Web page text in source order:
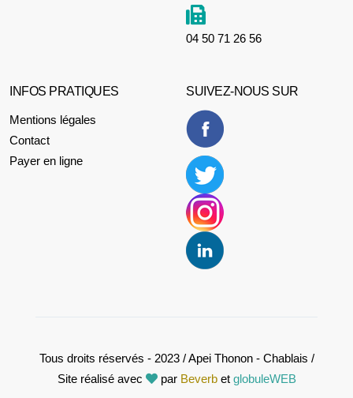
04 50 71 26 56
INFOS PRATIQUES
Mentions légales
Contact
Payer en ligne
SUIVEZ-NOUS SUR
Tous droits réservés - 2023 / Apei Thonon - Chablais /
Site réalisé avec
par BeverbetglobuleWEB